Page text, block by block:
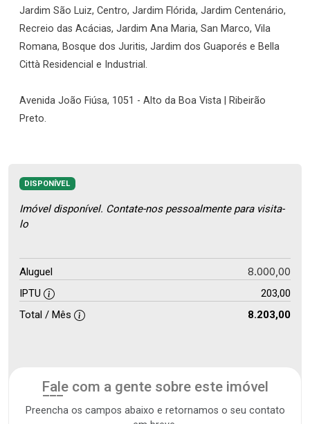
Jardim São Luiz, Centro, Jardim Flórida, Jardim Centenário,
Recreio das Acácias, Jardim Ana Maria, San Marco, Vila
Romana, Bosque dos Juritis, Jardim dos Guaporés e Bella
Città Residencial e Industrial.
Avenida João Fiúsa, 1051 - Alto da Boa Vista | Ribeirão
Preto.
DISPONÍVEL
Imóvel disponível. Contate-nos pessoalmente para visita-
lo
Aluguel 8.000,00
IPTU
203,00
Total / Mês
8.203,00
Fale com a gente sobre este imóvel
Preencha os campos abaixo e retornamos o seu contato